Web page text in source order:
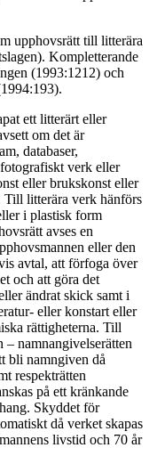
upphovsrätt till litterära
Kompletterande
(1993:1212) och
ett litterärt eller
om det är
databaser,
verk eller
eller brukskonst eller
litterära verk hänförs
i plastisk form
avses en
eller den
avtal, att förfoga över
och att göra det
ändrat skick samt i
eller konstart eller
rättigheterna. Till
– namnangivelserätten
bli namngiven då
respekträtten
på ett kränkande
Skyddet för
då verket skapas
livstid och 70 år